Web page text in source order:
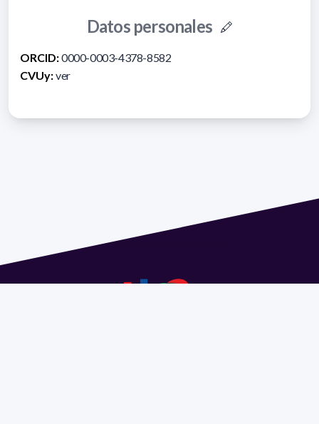
Datos personales
ORCID:0000-0003-4378-8582
CVUy:ver